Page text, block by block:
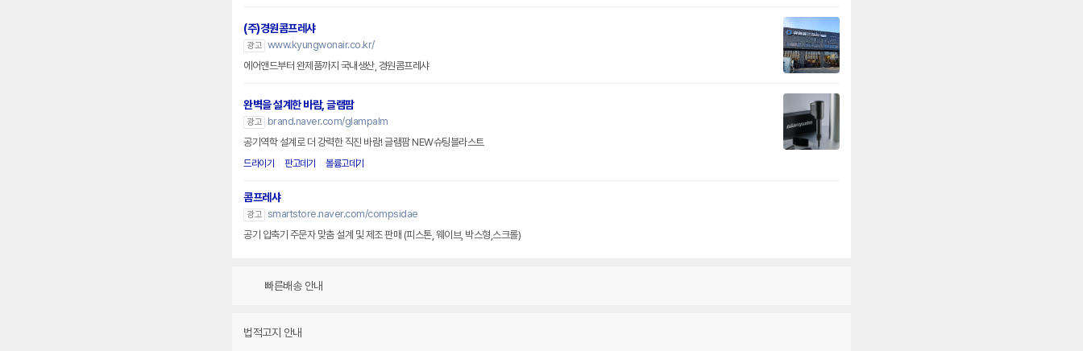
(주)경원콤프레샤
광고 www.kyungwonair.co.kr/
에어앤드부터 완제품까지 국내생산, 경원콤프레샤
완벽을 설계한 바람, 글램팜
광고
brand.naver.com/glampalm
공기역학 설계로 더 강력한 직진 바람! 글램팜 NEW슈팅블라스트
드라이기 판고데기 볼륨고데기
콤프레샤
광고 smartstore.naver.com/compsidae
공기 압축기 주문자 맞춤 설계 및 제조 판매 (피스톤, 웨이브, 박스형,스크롤)
빠른배송 안내
법적고지 안내